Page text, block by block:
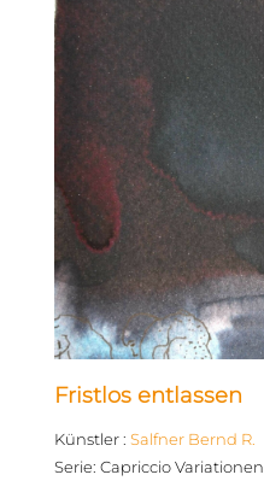
Fristlos entlassen
Künstler: Salfner Bernd R.
Serie: Capriccio Variationen